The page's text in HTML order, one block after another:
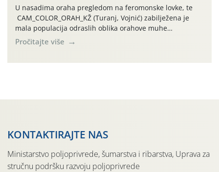
U nasadima oraha pregledom na feromonske lovke, te
CAM_COLOR_ORAH_KŽ (Turanj, Vojnić) zabilježena je
mala populacija odraslih oblika orahove muhe
(Rhagoletis completa). Niska brojnost može se objasniti
činjenicom da je riječ o mladim nasadima s vrlo malim
Pročitajte više
KONTAKTIRAJTE NAS
Ministarstvo poljoprivrede, šumarstva i ribarstva, Uprava za
stručnu podršku razvoju poljoprivrede